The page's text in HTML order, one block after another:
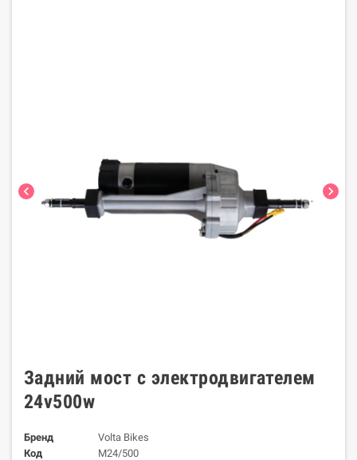
chevron_left chevron_right
Задний мост с электродвигателем
24v500w
Бренд
Volta Bikes
Код
M24/500